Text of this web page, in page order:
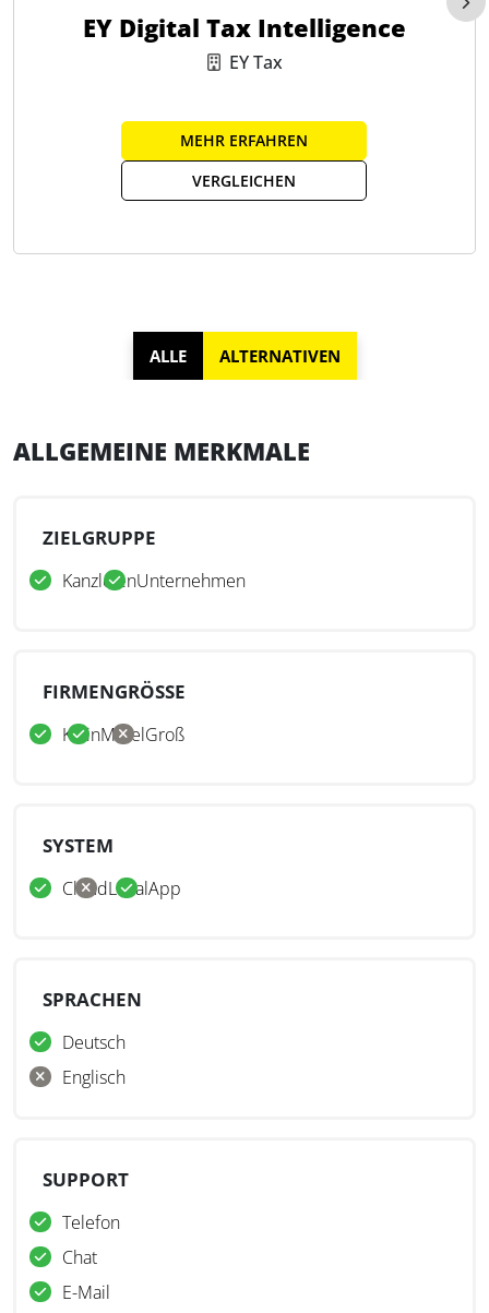
EY Digital Tax Intelligence
EY Tax
MEHR ERFAHREN
VERGLEICHEN
ALLGEMEINE MERKMALE
ZIELGRUPPE
KanzleienUnternehmen
FIRMENGRÖSSE
KleinMittelGroß
SYSTEM
CloudLokalApp
SPRACHEN
Deutsch
Englisch
SUPPORT
Telefon
Chat
E-Mail